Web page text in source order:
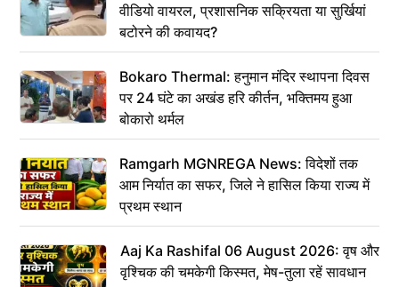
वीडियो वायरल, प्रशासनिक सक्रियता या सुर्खियां
बटोरने की कवायद?
Bokaro Thermal: हनुमान मंदिर स्थापना दिवस
पर 24 घंटे का अखंड हरि कीर्तन, भक्तिमय हुआ
बोकारो थर्मल
Ramgarh MGNREGA News: विदेशों तक
आम निर्यात का सफर, जिले ने हासिल किया राज्य में
प्रथम स्थान
Aaj Ka Rashifal 06 August 2026: वृष और
वृश्चिक की चमकेगी किस्मत, मेष-तुला रहें सावधान